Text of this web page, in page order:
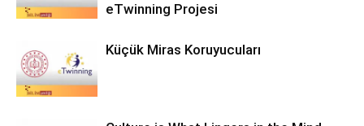
eTwinning Projesi
Küçük Miras Koruyucuları